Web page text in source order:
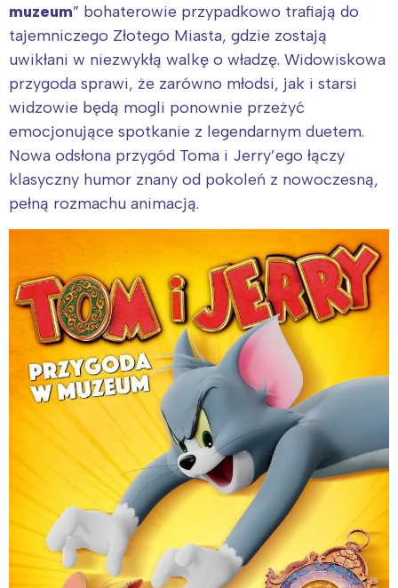
muzeum” bohaterowie przypadkowo trafiają do
tajemniczego Złotego Miasta, gdzie zostają
uwikłani w niezwykłą walkę o władzę. Widowiskowa
przygoda sprawi, że zarówno młodsi, jak i starsi
widzowie będą mogli ponownie przeżyć
emocjonujące spotkanie z legendarnym duetem.
Nowa odsłona przygód Toma i Jerry’ego łączy
klasyczny humor znany od pokoleń z nowoczesną,
pełną rozmachu animacją.